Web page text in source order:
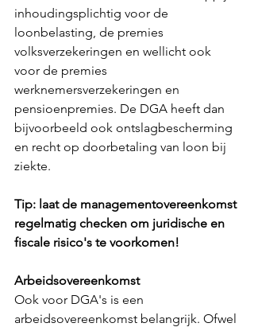
inhoudingsplichtig voor de
loonbelasting, de premies
volksverzekeringen en wellicht ook
voor de premies
werknemersverzekeringen en
pensioenpremies. De DGA heeft dan
bijvoorbeeld ook ontslagbescherming
en recht op doorbetaling van loon bij
ziekte.
Tip: laat de managementovereenkomst
regelmatig checken om juridische en
fiscale risico's te voorkomen!
Arbeidsovereenkomst
Ook voor DGA's is een
arbeidsovereenkomst belangrijk. Ofwel